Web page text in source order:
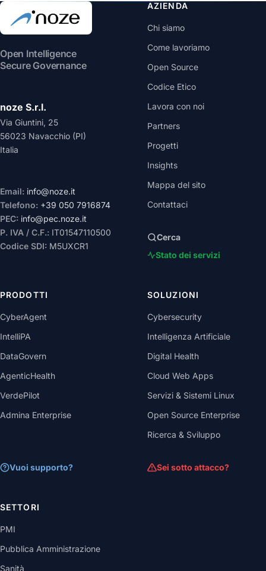
Open Intelligence
Secure Governance
noze S.r.l.
Via Giuntini, 25
56023 Navacchio (PI)
Italia
Email: info@noze.it
Telefono: +39 050 7916874
PEC: info@pec.noze.it
P. IVA / C.F.: IT01547110500
Codice SDI: M5UXCR1
AZIENDA
Chi siamo
Come lavoriamo
Open Source
Codice Etico
Lavora con noi
Partners
Progetti
Insights
Mappa del sito
Contattaci
Cerca
Stato dei servizi
PRODOTTI
CyberAgent
IntelliPA
DataGovern
AgenticHealth
VerdePilot
Admina Enterprise
Vuoi supporto?
SOLUZIONI
Cybersecurity
Intelligenza Artificiale
Digital Health
Cloud Web Apps
Servizi & Sistemi Linux
Open Source Enterprise
Ricerca & Sviluppo
Sei sotto attacco?
SETTORI
PMI
Pubblica Amministrazione
Sanità